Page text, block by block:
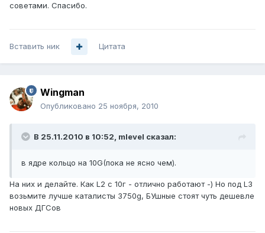
советами. Спасибо.
Вставить ник Цитата
Wingman
Опубликовано 25 ноября, 2010
В 25.11.2010 в 10:52, mlevel сказал:
в ядре кольцо на 10G(пока не ясно чем).
На них и делайте. Как L2 с 10г - отлично работают -) Но под L3
возьмите лучше каталисты 3750g, БУшные стоят чуть дешевле
новых ДГСов